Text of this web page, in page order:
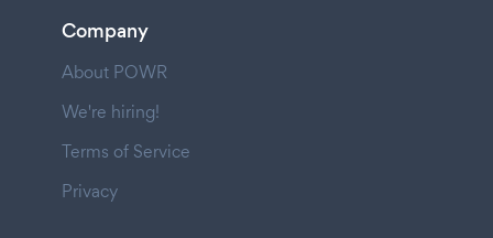
Company
About POWR
We're hiring!
Terms of Service
Privacy